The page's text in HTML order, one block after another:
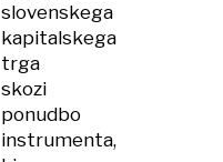
slovenskega
kapitalskega
trga
skozi
ponudbo
instrumenta,